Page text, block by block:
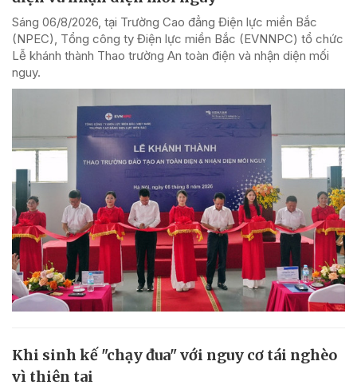
Sáng 06/8/2026, tại Trường Cao đẳng Điện lực miền Bắc
(NPEC), Tổng công ty Điện lực miền Bắc (EVNNPC) tổ chức
Lễ khánh thành Thao trường An toàn điện và nhận diện mối
nguy.
Khi sinh kế "chạy đua" với nguy cơ tái nghèo
vì thiên tai